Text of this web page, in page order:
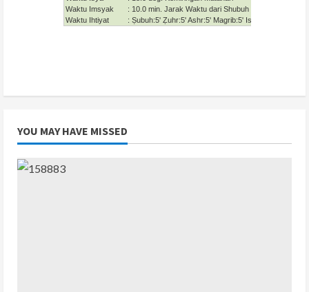
YOU MAY HAVE MISSED